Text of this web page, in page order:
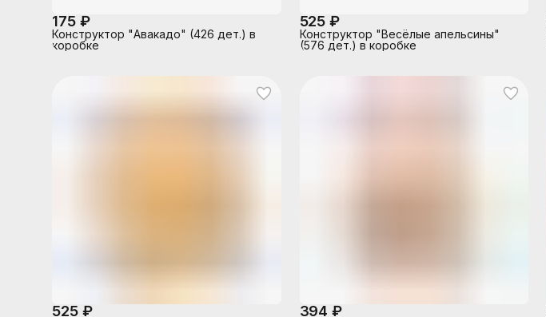
175 ₽
Конструктор "Авакадо" (426 дет.) в
коробке
525 ₽
Конструктор "Весёлые апельсины"
(576 дет.) в коробке
525 ₽ 394 ₽